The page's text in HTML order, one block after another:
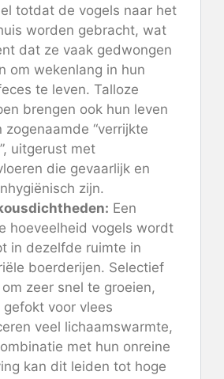
totdat de vogels naar het
worden gebracht, wat
dat ze vaak gedwongen
om wekenlang in hun
te leven. Talloze
brengen ook hun leven
zogenaamde “verrijkte
uitgerust met
die gevaarlijk en
zijn.
Een
hoeveelheid vogels wordt
in dezelfde ruimte in
boerderijen. Selectief
zeer snel te groeien,
gefokt voor vlees
veel lichaamswarmte,
met hun onreine
kan dit leiden tot hoge